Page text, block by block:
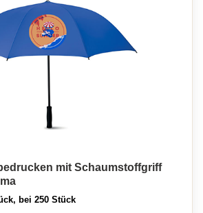
mit Schaumstoffgriff
bei 250 Stück